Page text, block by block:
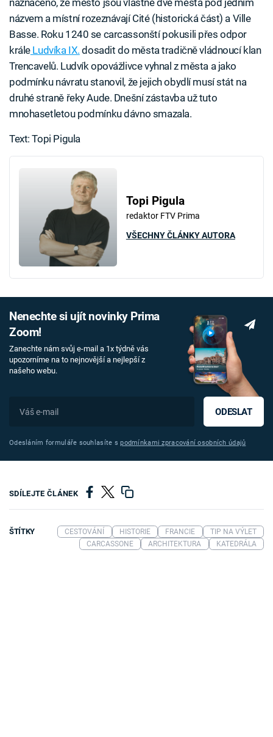
naznačeno, že město jsou vlastně dvě města pod jedním
názvem a místní rozeznávají Cité (historická část) a Ville
Basse. Roku 1240 se carcassonští pokusili přes odpor
králeLudvíka IX. dosadit do města tradičně vládnoucí klan
Trencavelů. Ludvík opovážlivce vyhnal z města a jako
podmínku návratu stanovil, že jejich obydlí musí stát na
druhé straně řeky Aude. Dnešní zástavba už tuto
mnohasetletou podmínku dávno smazala.
Text: Topi Pigula
Topi Pigula
redaktor FTV Prima
VŠECHNY ČLÁNKY AUTORA
Nenechte si ujít novinky Prima
Zoom!
Zanechte nám svůj e-mail a 1x týdně vás
upozorníme na to nejnovější a nejlepší z
našeho webu.
ODESLAT
Odesláním formuláře souhlasíte spodmínkami zpracování osobních údajů
SDÍLEJTE ČLÁNEK
ŠTÍTKY CESTOVÁNÍ HISTORIE FRANCIE
TIP NA VÝLET
CARCASSONE
ARCHITEKTURA KATEDRÁLA